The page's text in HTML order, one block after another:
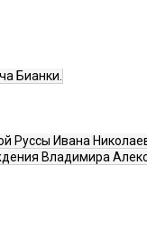
Бианки.
Руссы Ивана
Владимира